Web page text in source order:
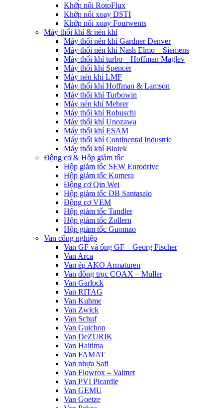
Khớp nối RotoFlux
Khớp nối xoay DSTI
Khớp nối xoay Fourwents
Máy thổi khí & nén khí
Máy thổi nén khí Gardner Denver
Máy thổi nén khí Nash Elmo – Siemens
Máy thổi khí turbo – Hoffman Maglev
Máy thổi khí Spencer
Máy nén khí LMF
Máy thổi khí Hoffman & Lamson
Máy thổi khí Turbowin
Máy nén khí Mehrer
Máy thổi khí Robuschi
Máy thổi khí Unozawa
Máy thổi khí ESAM
Máy thổi khí Continental Industrie
Máy thổi khí Blotek
Động cơ & Hộp giảm tốc
Hộp giảm tốc SEW Eurodrive
Hộp giảm tốc Kumera
Động cơ Qin Wei
Hộp giảm tốc DB Santasalo
Động cơ VEM
Hộp giảm tốc Tandler
Hộp giảm tốc Zollern
Hộp giảm tốc Guomao
Van công nghiệp
Van GF và ống GF – Georg Fischer
Van Arca
Van ép AKO Armaturen
Van đồng trục COAX – Muller
Van Garlock
Van RITAG
Van Kuhme
Van Zwick
Van Schuf
Van Guichon
Van DeZURIK
Van Haitima
Van FAMAT
Van nhựa Safi
Van Flowrox – Valmet
Van PVI Picardie
Van GEMU
Van Goetze